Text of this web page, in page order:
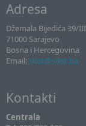
Adresa
Džemala Bijedića 39/III
71000 Sarajevo
Bosna i Hercegovina
Email: sllist@sllist.ba
Kontakti
Centrala